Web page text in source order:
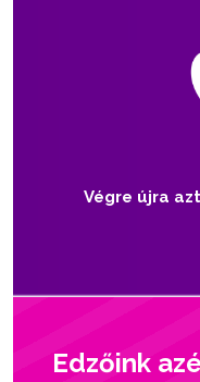
Végre újra
Edzőink